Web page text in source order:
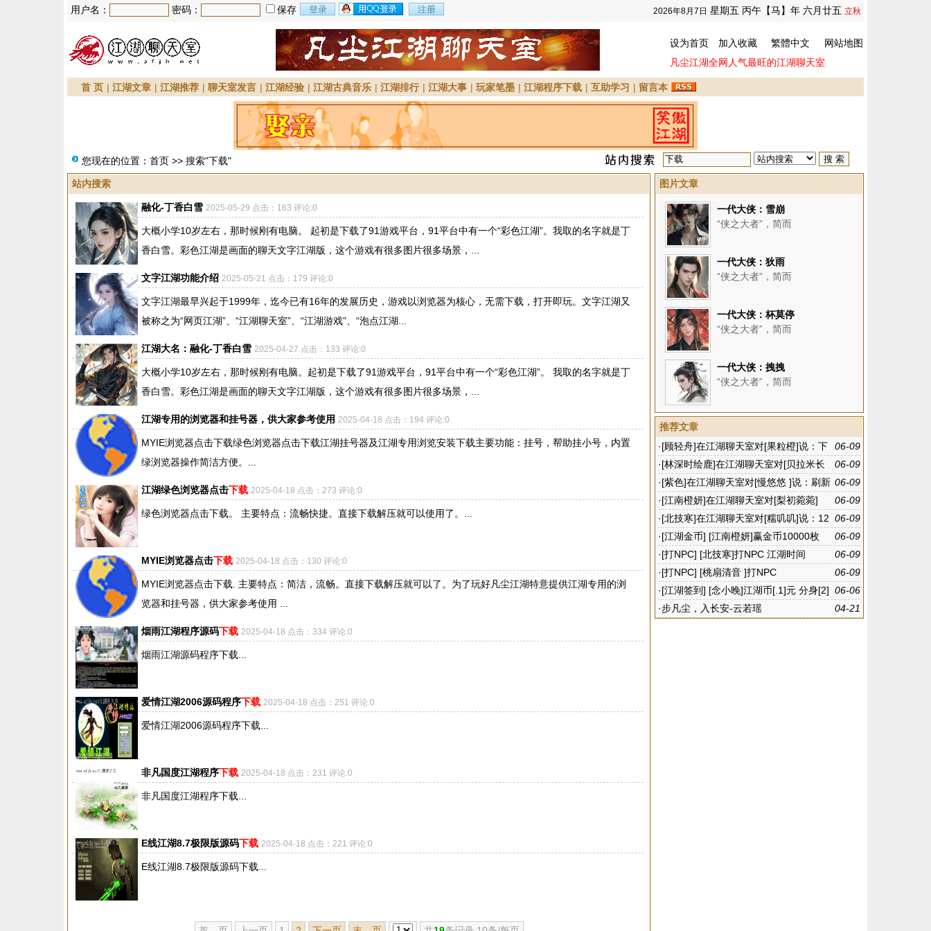
2026年8月7日 星期五 丙午【马】年 六月廿五 立秋
用户名： 密码： 保存
设为首页 加入收藏 繁體中文
网站地图
凡尘江湖全网人气最旺的江湖聊天室
首 页 | 江湖文章 | 江湖推荐 | 聊天室发言 | 江湖经验 | 江湖古典音乐 | 江湖排行 | 江湖大事 | 玩家笔墨 | 江湖程序下载 | 互助学习 | 留言本
您现在的位置： 首页 >> 搜索"下载"
站内搜索
融化-丁香白雪 2025-05-29 点击：163 评论:0
大概小学10岁左右，那时候刚有电脑。 起初是下载了91游戏平台，91平台中有一个“彩色江湖”。我取的名字就是丁
香白雪。彩色江湖是画面的聊天文字江湖版，这个游戏有很多图片很多场景，...
文字江湖功能介绍 2025-05-21 点击：179 评论:0
文字江湖最早兴起于1999年，迄今已有16年的发展历史，游戏以浏览器为核心，无需下载，打开即玩。文字江湖又
被称之为“网页江湖”、“江湖聊天室”、“江湖游戏”、“泡点江湖...
江湖大名：融化-丁香白雪 2025-04-27 点击：133 评论:0
大概小学10岁左右，那时候刚有电脑。起初是下载了91游戏平台，91平台中有一个“彩色江湖”。 我取的名字就是丁
香白雪。彩色江湖是画面的聊天文字江湖版，这个游戏有很多图片很多场景，...
江湖专用的浏览器和挂号器，供大家参考使用 2025-04-18 点击：194 评论:0
MYIE浏览器点击下载绿色浏览器点击下载江湖挂号器及江湖专用浏览安装下载主要功能：挂号，帮助挂小号，内置
绿浏览器操作简洁方便。...
江湖绿色浏览器点击下载 2025-04-18 点击：273 评论:0
绿色浏览器点击下载。 主要特点：流畅快捷。直接下载解压就可以使用了。...
MYIE浏览器点击下载 2025-04-18 点击：130 评论:0
MYIE浏览器点击下载. 主要特点：简洁，流畅。直接下载解压就可以了。为了玩好凡尘江湖特意提供江湖专用的浏
览器和挂号器，供大家参考使用 ...
烟雨江湖程序源码下载 2025-04-18 点击：334 评论:0
烟雨江湖源码程序下载...
爱情江湖2006源码程序下载 2025-04-18 点击：251 评论:0
爱情江湖2006源码程序下载...
非凡国度江湖程序下载 2025-04-18 点击：231 评论:0
非凡国度江湖程序下载...
E线江湖8.7极限版源码下载 2025-04-18 点击：221 评论:0
E线江湖8.7极限版源码下载...
图片文章
一代大侠：雪崩
“侠之大者”，简而
一代大侠：狄雨
“侠之大者”，简而
一代大侠：杯莫停
“侠之大者”，简而
一代大侠：拽拽
“侠之大者”，简而
推荐文章
06-09
·[顾轻舟]在江湖聊天室对[果粒橙]说：下
班啦
06-09
·[林深时绘鹿]在江湖聊天室对[贝拉米长
款]说：襄阳
06-09
·[紫色]在江湖聊天室对[慢悠悠 ]说：刷新
有点快
06-09
·[江南橙妍]在江湖聊天室对[梨初菀菀]
说：没有规律的
06-09
·[北技寒]在江湖聊天室对[糯叽叽]说：12
点多去吧
06-09
·[江湖金币] [江南橙妍]赢金币10000枚
06-09
·[打NPC] [北技寒]打NPC 江湖时间
06-09
·[打NPC] [桃扇清音 ]打NPC
06-06
·[江湖签到] [念小晚]江湖币[.1]元 分身[2]
个
04-21
·步凡尘，入长安-云若瑶